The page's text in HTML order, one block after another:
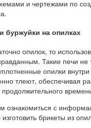
и чертежами по
буржуйки на опилках
опилок, то
Такие печи не
опилки
тлеют, обеспечивая
продолжительного
ознакомиться с
брикеты из